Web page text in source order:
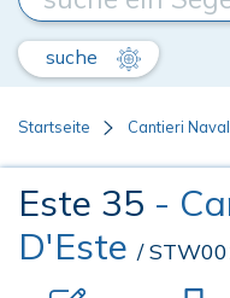
suche
Startseite Cantieri
Este 35 -
D'Este /